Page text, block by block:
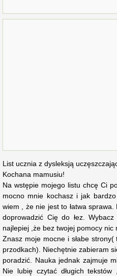
List ucznia z dysleksją
Kochana mamusiu!
Na wstępie mojego listu chcę Ci
mocno mnie kochasz i jak
wiem , że nie jest to łatwa
doprowadzić Cię do łez.
najlepiej ,że bez twojej pomocy
Znasz moje mocne i słabe
przodkach). Niechętnie zabieram
poradzić. Nauka jednak zajmuje
Nie lubię czytać długich